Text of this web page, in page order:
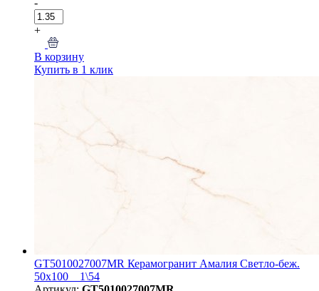
+
В корзину
Купить в 1 клик
GT5010027007MR Керамогранит Амалия Светло-беж.
50x100 _ 1\54